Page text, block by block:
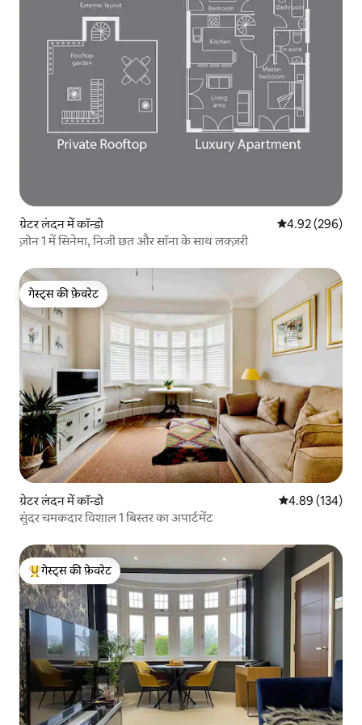
ग्रेटर लंदन में कॉन्डो औसत रेटिंग 5 में से
4.92 (296)
ज़ोन 1 में सिनेमा, निजी छत और सॉना के साथ लक्ज़री
गेस्ट्स की फ़ेवरेट
गेस्ट्स की फ़ेवरेट
ग्रेटर लंदन में कॉन्डो औसत रेटिंग 5 में से
4.89 (134)
सुंदर चमकदार विशाल 1 बिस्तर का अपार्टमेंट
गेस्ट्स का टॉप फ़ेवरेट
गेस्ट्स की फ़ेवरेट